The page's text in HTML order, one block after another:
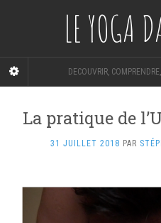
LE YOGA
DECOUVRIR,
La pratique de
31 JUILLET 2018 PAR